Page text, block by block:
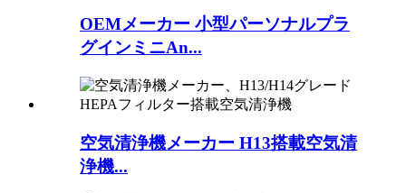
OEMメーカー 小型パーソナルプラ
グインミニAn...
空気清浄機メーカー H13搭載空気清
浄機...